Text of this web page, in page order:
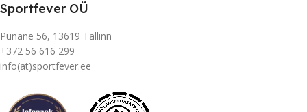
Sportfever OÜ
Punane 56, 13619 Tallinn
+372 56 616 299
info(at)sportfever.ee